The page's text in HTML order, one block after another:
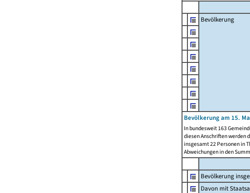
Bevölkerung
Bevölkerung am 15.
In bundesweit 163
diesen Anschriften werden
insgesamt 22 Personen in
Abweichungen in den
Bevölkerung
Davon mit